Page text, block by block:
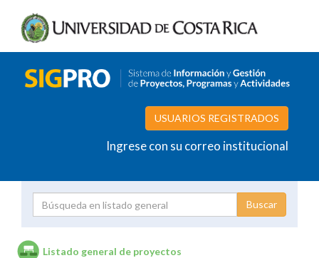
USUARIOS REGISTRADOS
Ingrese con su correo institucional
Listado general de proyectos